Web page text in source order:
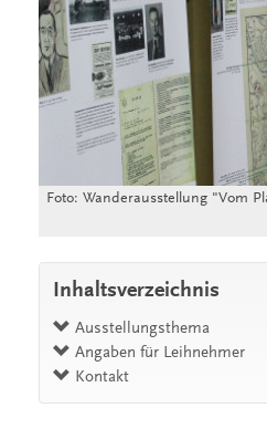
Foto: Wanderausstellung "Vom
Inhaltsverzeichnis
Ausstellungsthema
Angaben für Leihnehmer
Kontakt